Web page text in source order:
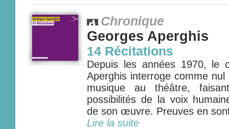
Chronique
Georges Aperghis
14 Récitations
Depuis les années 1970, le
Aperghis interroge comme
musique au théâtre,
possibilités de la voix
de son œuvre. Preuves en
Lire la suite